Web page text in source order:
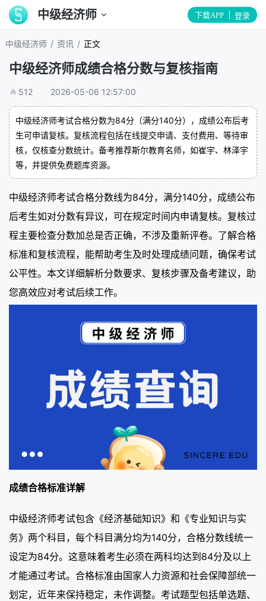
中级经济师 下载APP 登录
中级经济师 / 资讯 / 正文
中级经济师成绩合格分数与复核指南
512 2026-05-06 12:57:00
中级经济师考试合格分数为84分（满分140分），成绩公布后考
生可申请复核。复核流程包括在线提交申请、支付费用、等待审
核，仅核查分数统计。备考推荐斯尔教育名师，如崔宇、林泽宇
等，并提供免费题库资源。
中级经济师考试合格分数线为84分，满分140分，成绩公布
后考生如对分数有异议，可在规定时间内申请复核。复核过
程主要检查分数加总是否正确，不涉及重新评卷。了解合格
标准和复核流程，能帮助考生及时处理成绩问题，确保考试
公平性。本文详细解析分数要求、复核步骤及备考建议，助
您高效应对考试后续工作。
成绩合格标准详解
中级经济师考试包含《经济基础知识》和《专业知识与实
务》两个科目，每个科目满分均为140分，合格分数线统一
设定为84分。这意味着考生必须在两科均达到84分及以上
才能通过考试。合格标准由国家人力资源和社会保障部统一
划定，近年来保持稳定，未作调整。考试题型包括单选题、